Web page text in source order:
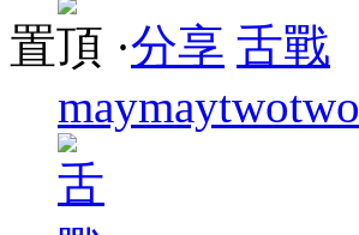
置頂 ·分享 舌戰
maymaytwotwo